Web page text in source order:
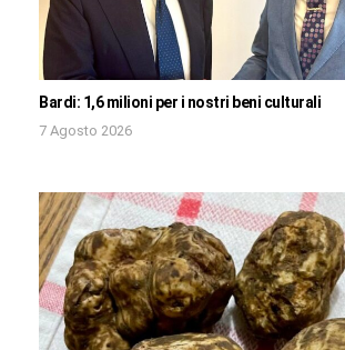
Bardi: 1,6 milioni per i nostri beni culturali
7 Agosto 2026